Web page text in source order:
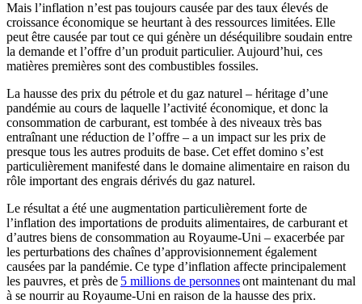
Mais l’inflation n’est pas toujours causée par des taux élevés de
croissance économique se heurtant à des ressources limitées. Elle
peut être causée par tout ce qui génère un déséquilibre soudain entre
la demande et l’offre d’un produit particulier. Aujourd’hui, ces
matières premières sont des combustibles fossiles.
La hausse des prix du pétrole et du gaz naturel – héritage d’une
pandémie au cours de laquelle l’activité économique, et donc la
consommation de carburant, est tombée à des niveaux très bas
entraînant une réduction de l’offre – a un impact sur les prix de
presque tous les autres produits de base. Cet effet domino s’est
particulièrement manifesté dans le domaine alimentaire en raison du
rôle important des engrais dérivés du gaz naturel.
Le résultat a été une augmentation particulièrement forte de
l’inflation des importations de produits alimentaires, de carburant et
d’autres biens de consommation au Royaume-Uni – exacerbée par
les perturbations des chaînes d’approvisionnement également
causées par la pandémie. Ce type d’inflation affecte principalement
les pauvres, et près de 5 millions de personnesont maintenant du mal
à se nourrir au Royaume-Uni en raison de la hausse des prix.